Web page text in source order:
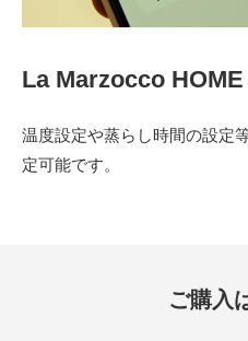
La Marzocco
温度設定や蒸らし時間の設定
定可能です。
ご購入